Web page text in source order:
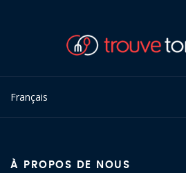
Français
À PROPOS DE NOUS